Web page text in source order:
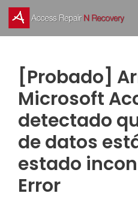
Skip
to
[Probado]
Microsoft
detectado
de datos
estado
Error